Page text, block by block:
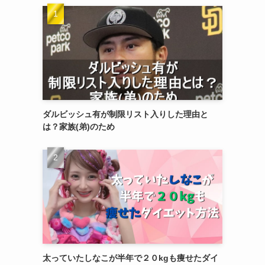
ダルビッシュ有が制限リスト入りした理由と
は？家族(弟)のため
太っていたしなこが半年で２０kgも痩せたダイ